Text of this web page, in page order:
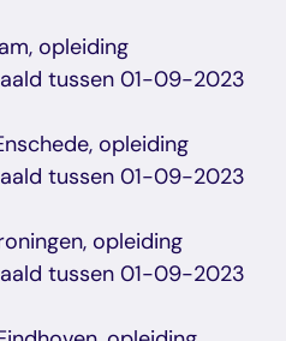
opleiding
tussen 01-09-2023
opleiding
tussen 01-09-2023
opleiding
tussen 01-09-2023